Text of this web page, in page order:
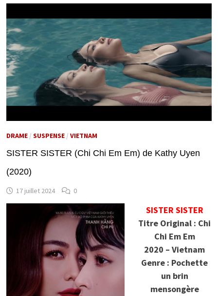
DRAME/ SUSPENSE/ VIETNAM
SISTER SISTER (Chi Chi Em Em) de Kathy Uyen
(2020)
17 juillet 2024 0
SISTER SISTER
Titre Original : Chi
Chi Em Em
2020 – Vietnam
Genre : Pochette
un brin
mensongère